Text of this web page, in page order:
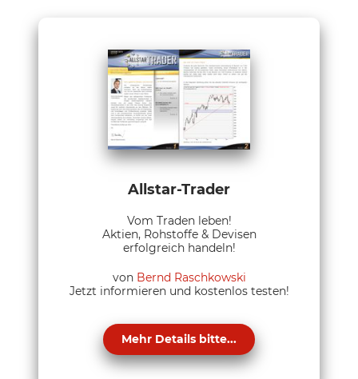
Allstar-Trader
Vom Traden leben!
Aktien, Rohstoffe & Devisen
erfolgreich handeln!
von Bernd Raschkowski
Jetzt informieren und kostenlos testen!
Mehr Details bitte...